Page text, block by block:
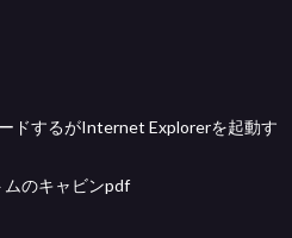
ドするがInternet Explorerを起動す
ムのキャビンpdf